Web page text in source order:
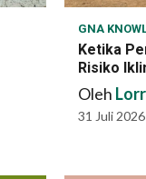
GNA
Ketika
Risiko
Oleh
31 Juli 2026